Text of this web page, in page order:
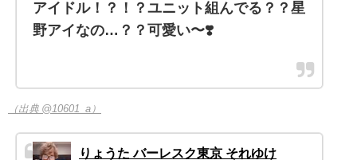
アイドル！？！？ユニット組んでる？？星
野アイなの…？？可愛い〜❣️
（出典 @10601_a）
りょうた バーレスク東京 それゆけ